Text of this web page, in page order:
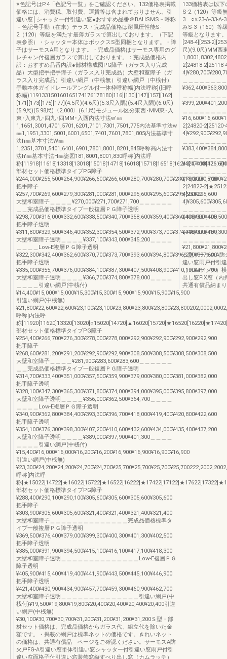
※色記号はP.4「色記号一覧」をご確認ください。132価格表掲載
価格には、消費税、取付費、運賃等は含まれておりません。引
違い窓│シャッター付引違い窓●おすすめ品番＠BAHSMS－呼称
－色記号手動（在来）テラス・完成品価格は耐風圧性能S-
2（120）等級を満たす最薄ガラスで算出しております。（下記
表参照）・シャッター本体はボックスS型同梱となります。・障
子はサーモスA用となります。・完成品価格はサーモス専用のグ
レチャン付複層ガラスで算出しております。：完成品価格内
訳：おすすめ品番内訳●部材構成図PG障子（ガラス入り完成
品）大型把手把手障子（ガラス入り完成品）大壁和室障子（ガ
ラス入り完成品）引違い網戸（中桟無）引違い網戸（中桟付）
手動本体ガイドレールアングル付一体枠呼称幅[内法呼称](旧呼
称幅)119133150160165174176178180[116][130][147][157][162]
[171][173][175][177](4.5尺)(4.6尺)(5.3尺入隅)(5.4尺入隅)(6.0尺)
(5.9尺)(5.98尺)〈2,000〉(6.1尺)モジュール区分東西･MM東･入
東･入東九･四九･四MM･入西内法寸法w'㎜
1,1651,3001,4701,5701,6201,7101,7301,7501,775内法基準寸法w
㎜1,1951,3301,5001,6001,6501,7401,7601,7801,805内法基準寸
法h㎜基本寸法W㎜
1,2351,3701,5401,6401,6901,7801,8001,8201,845呼称高内法寸
法h'㎜基本寸法H㎜姿図181,8001,8001,830呼称[内法呼
称
部材セット価格標準タイプPG障子
¥244,000¥255,500¥264,900¥266,600¥266,600¥280,700¥280,700¥280,700¥280,700
把手障子
¥257,700¥269,600¥279,300¥281,000¥281,000¥295,600¥295,600¥295,600¥295,600
大壁和室障子＿＿＿＿¥270,000¥271,700¥271,700＿＿＿＿＿＿
＿＿完成品価格標準タイプ一般複層ＰＧ障子透明
¥298,700¥316,000¥332,600¥338,500¥340,700¥358,600¥359,400¥360,400¥361,400
把手障子透明
¥311,800¥329,500¥346,400¥352,300¥354,500¥372,900¥373,700¥374,700¥375,700
大壁和室障子透明＿＿＿＿¥337,100¥343,000¥345,200＿＿＿＿
＿＿＿＿Low-E複層ＰＧ障子透明
¥322,300¥342,400¥362,600¥370,700¥373,700¥393,600¥394,800¥396,200¥397,600
把手障子透明
¥335,000¥355,700¥376,000¥384,100¥387,300¥407,500¥408,900¥410,100¥411,700
大壁和室障子透明＿＿＿＿¥366,700¥374,800¥378,000＿＿＿＿
＿＿＿＿引違い網戸(中桟付)
¥14,400¥15,000¥15,000¥15,300¥15,300¥15,900¥15,900¥15,900¥15,900
引違い網戸(中桟無)
呼称[内法呼
称
部材セット価格標準タイプPG障子
¥254,400¥266,700¥276,300¥278,000¥278,000¥292,900¥292,900¥292,900¥292,900
把手障子
¥268,600¥281,200¥291,200¥292,900¥292,900¥308,500¥308,500¥308,500¥308,500
大壁和室障子＿＿＿＿¥281,900¥283,600¥283,600＿＿＿＿＿＿
＿＿完成品価格標準タイプ一般複層ＰＧ障子透明
¥314,700¥333,400¥351,000¥357,500¥359,900¥379,000¥380,000¥381,000¥382,000
把手障子透明
¥328,100¥347,300¥365,300¥371,800¥374,000¥394,000¥395,000¥395,800¥397,000
大壁和室障子透明＿＿＿＿¥356,000¥362,500¥364,700＿＿＿＿
＿＿＿＿Low-E複層ＰＧ障子透明
¥340,900¥362,800¥384,400¥393,300¥396,700¥418,000¥419,400¥420,800¥422,600
把手障子透明
¥354,100¥376,300¥398,300¥407,200¥410,600¥432,600¥434,000¥435,400¥437,200
大壁和室障子透明＿＿＿＿¥389,000¥397,900¥401,300＿＿＿＿
＿＿＿＿引違い網戸(中桟付)
¥15,400¥16,000¥16,000¥16,200¥16,200¥16,900¥16,900¥16,900¥16,900
引違い網戸(中桟無)
呼称[内法呼
称
部材セット価格標準タイプPG障子
¥288,400¥290,100¥290,100¥305,600¥305,600¥305,600¥305,600
把手障子
¥303,900¥305,600¥305,600¥321,400¥321,400¥321,400¥321,400
大壁和室障子＿＿＿＿＿＿＿＿＿＿＿＿＿＿完成品価格標準タ
イプ一般複層ＰＧ障子透明
¥369,500¥376,400¥379,000¥399,300¥400,300¥401,300¥402,500
把手障子透明
¥385,000¥391,900¥394,500¥415,100¥416,100¥417,100¥418,300
大壁和室障子透明＿＿＿＿＿＿＿＿＿＿＿＿＿＿Low-E複層ＰＧ
障子透明
¥405,900¥415,400¥419,400¥441,900¥443,500¥445,100¥446,900
把手障子透明
¥421,400¥430,900¥434,900¥457,700¥459,300¥460,900¥462,700
大壁和室障子透明＿＿＿＿＿＿＿＿＿＿＿＿＿＿引違い網戸(中
桟付)¥19,500¥19,800¥19,800¥20,400¥20,400¥20,400¥20,400引違
い網戸(中桟無)
¥30,100¥30,700¥30,700¥31,200¥31,200¥31,200¥31,200Ｓ型・部
材セット価格は、完成品価格からガラス代、組立代を除いた金
額です。・掲載の網戸は標準ネットの価格です。きれいネット
の価格は、共通有償品 ページをご確認ください。サーモスA防
火戸FG-A引違い窓単体引違い窓シャッター付引違い窓雨戸付引
違い窓面格子付引違い窓装飾窓縦すべり出し窓（カムラッチ）
133価格表は以
S-2（120）等級
3 ○※23-A-33-A-
みS-3（160）等
等級となります
[248-4][253-
尺)(9.0尺)MM西
2[24818-
2[24820-
2[24822-
4[25322-
Ｓ型サーモスA防
違い窓雨戸付引
（カムラッチ）
出し窓FIX窓（内
共通有償品納ま